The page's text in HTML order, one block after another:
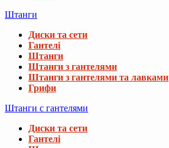
Штанги
Диски та сети
Гантелі
Штанги
Штанги з гантелями
Штанги з гантелями та лавками
Грифи
Штанги с гантелями
Диски та сети
Гантелі